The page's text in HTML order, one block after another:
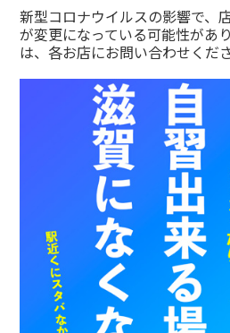
新型コロナウイルスの影響で、
が変更になっている可能性があ
は、各お店にお問い合わせくださ